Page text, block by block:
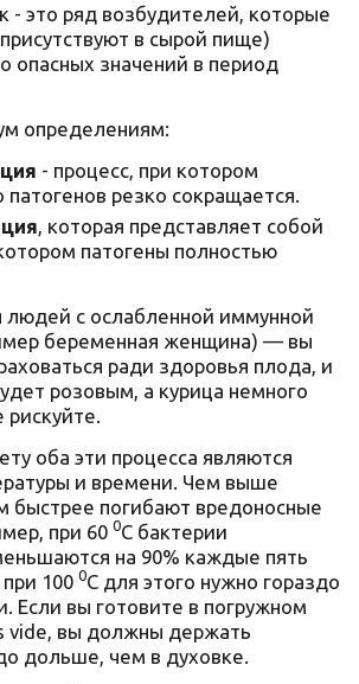
- это ряд возбудителей, которые
в сырой пище)
опасных значений в период
определениям:
- процесс, при котором
патогенов резко сокращается.
, которая представляет собой
патогены полностью
людей с ослабленной иммунной
беременная женщина) — вы
ради здоровья плода, и
розовым, а курица немного
рискуйте.
оба эти процесса являются
и времени. Чем выше
быстрее погибают вредоносные
при 60 0C бактерии
на 90% каждые пять
100 0C для этого нужно гораздо
Если вы готовите в погружном
vide, вы должны держать
дольше, чем в духовке.